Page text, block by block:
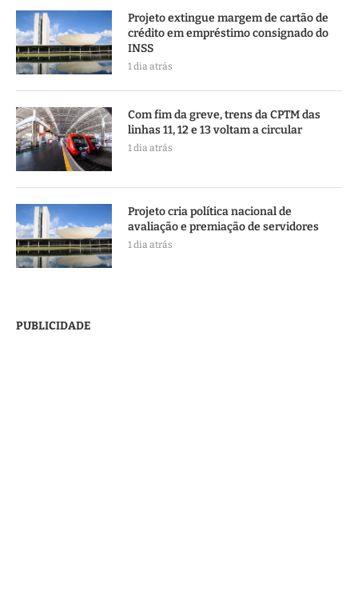
Projeto extingue margem de cartão de
crédito em empréstimo consignado do
INSS
1 dia atrás
Com fim da greve, trens da CPTM das
linhas 11, 12 e 13 voltam a circular
1 dia atrás
Projeto cria política nacional de
avaliação e premiação de servidores
1 dia atrás
PUBLICIDADE